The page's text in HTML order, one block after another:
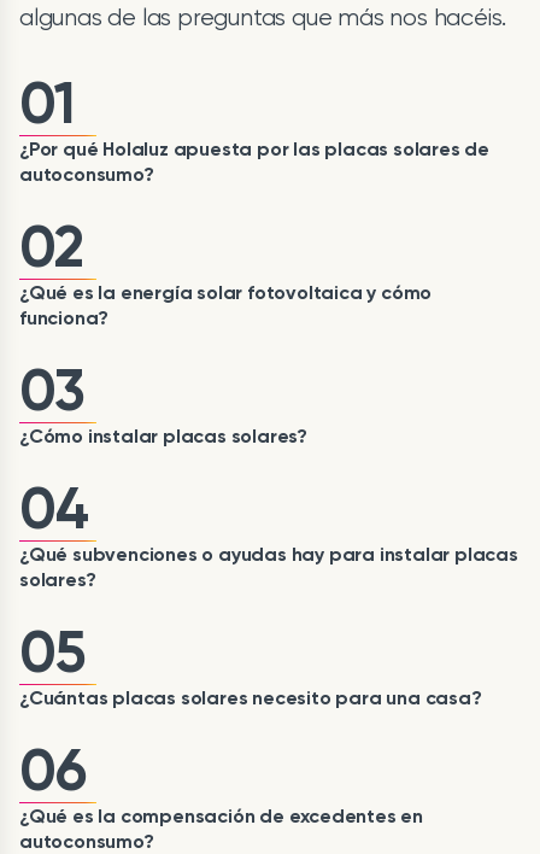
algunas de las preguntas que más nos hacéis.
01
¿Por qué Holaluz apuesta por las placas solares de
autoconsumo?
02
¿Qué es la energía solar fotovoltaica y cómo
funciona?
03
¿Cómo instalar placas solares?
04
¿Qué subvenciones o ayudas hay para instalar placas
solares?
05
¿Cuántas placas solares necesito para una casa?
06
¿Qué es la compensación de excedentes en
autoconsumo?